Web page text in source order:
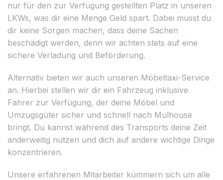
nur für den zur Verfügung gestellten Platz in unseren
LKWs, was dir eine Menge Geld spart. Dabei musst du
dir keine Sorgen machen, dass deine Sachen
beschädigt werden, denn wir achten stets auf eine
sichere Verladung und Beförderung.
Alternativ bieten wir auch unseren Möbeltaxi-Service
an. Hierbei stellen wir dir ein Fahrzeug inklusive
Fahrer zur Verfügung, der deine Möbel und
Umzugsgüter sicher und schnell nach Mulhouse
bringt. Du kannst während des Transports deine Zeit
anderweitig nutzen und dich auf andere wichtige Dinge
konzentrieren.
Unsere erfahrenen Mitarbeiter kümmern sich um alle